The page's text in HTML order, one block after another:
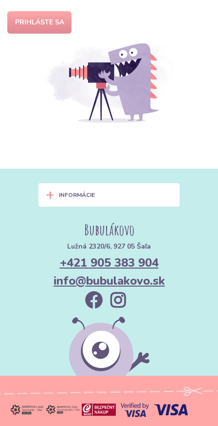
PRIHLÁSTE SA
+ INFORMÁCIE
Bubulákovo
Lužná 2320/6, 927 05 Šaľa
+421 905 383 904
info@bubulakovo.sk